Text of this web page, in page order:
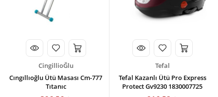
CingillioĞlu
Cıngıllıoğlu Ütü Masası Cm-777
Tıtanıc
Tefal
Tefal Kazanlı Ütü Pro Express
Protect Gv9230 1830007725